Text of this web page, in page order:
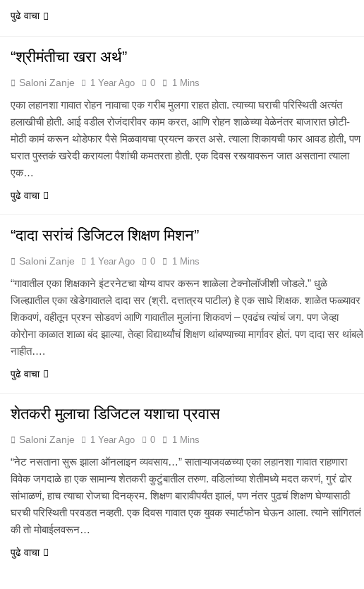
पुढे वाचा
“श्रीमंतीचा खरा अर्थ”
Saloni Zanje 1 Year Ago 0 1 Mins
एका लहानशा गावात रोहन नावाचा एक गरीब मुलगा राहत होता. त्याच्या घराची परिस्थिती अत्यंत
हलाखीची होती. आई वडील रोजंदारीवर काम करत, आणि रोहन शाळेच्या वेळेनंतर बाजारात छोटी-
मोठी कामं करून थोडेफार पैसे मिळवायचा प्रयत्न करत असे. त्याला शिकायची फार आवड होती, पण
घरात पुस्तकं खरेदी करायला पैशांची कमतरता होती. एक दिवस रस्त्यावरून जात असताना त्याला
एक…
पुढे वाचा
“दादा सरांचं डिजिटल शिक्षण मिशन”
Saloni Zanje 1 Year Ago 0 1 Mins
“गावातील एका शिक्षकाने इंटरनेटचा योग्य वापर करून शाळेला टेक्नोलॉजीशी जोडले.” धुळे
जिल्ह्यातील एका खेडेगावातले दादा सर (श्री. दत्तात्रय पाटील) हे एक साधे शिक्षक. शाळेत फळ्यावर
शिकवणं, वहीतून प्रश्न सोडवणं आणि गावातील मुलांना शिकवणं – एवढंच त्यांचं जग. पण जेव्हा
कोरोना काळात शाळा बंद झाल्या, तेव्हा विद्यार्थ्यांचं शिक्षण थांबण्याच्या मार्गावर होतं. पण दादा सर थांबले
नाहीत….
पुढे वाचा
शेतकरी मुलाचा डिजिटल यशाचा प्रवास
Saloni Zanje 1 Year Ago 0 1 Mins
“नेट नसताना सुरू झाला ऑनलाइन व्यवसाय…” साताऱ्याजवळच्या एका लहानशा गावात राहणारा
विवेक जगदाळे हा एक सामान्य शेतकरी कुटुंबातील तरुण. वडिलांच्या शेतीमध्ये मदत करणं, गुरं ढोर
सांभाळणं, हाच त्याचा रोजचा दिनक्रम. शिक्षण बारावीपर्यंत झालं, पण नंतर पुढचं शिक्षण घेण्यासाठी
घरची परिस्थिती परवडत नव्हती. एक दिवस गावात एक युवक स्मार्टफोन घेऊन आला. त्याने सांगितलं
की तो मोबाईलवरून…
पुढे वाचा